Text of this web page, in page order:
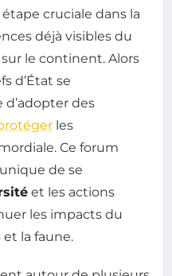
cruciale dans la
déjà visibles du
sur le continent. Alors
d’État se
d’adopter des
les
Ce forum
de se
et les actions
les impacts du
la faune.